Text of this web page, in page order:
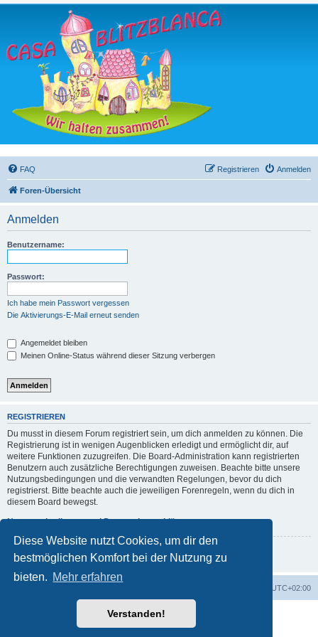
Diese Website nutzt Cookies, um dir den
bestmöglichen Komfort bei der Nutzung zu
bieten. Mehr erfahren
Verstanden!
FAQ Anmelden
Registrieren
Foren-Übersicht
Anmelden
Benutzername:
Passwort:
Ich habe mein Passwort vergessen
Die Aktivierungs-E-Mail erneut senden
Angemeldet bleiben
Meinen Online-Status während dieser Sitzung verbergen
REGISTRIEREN
Du musst in diesem Forum registriert sein, um dich anmelden zu können. Die
Registrierung ist in wenigen Augenblicken erledigt und ermöglicht dir, auf
weitere Funktionen zuzugreifen. Die Board-Administration kann registrierten
Benutzern auch zusätzliche Berechtigungen zuweisen. Beachte bitte unsere
Nutzungsbedingungen und die verwandten Regelungen, bevor du dich
registrierst. Bitte beachte auch die jeweiligen Forenregeln, wenn du dich in
diesem Board bewegst.
Nutzungsbedingungen|Datenschutzerklärung
Registrieren
UTC+02:00
Powered byphpBB® Forum Software © phpBB Limited
phpBB.de